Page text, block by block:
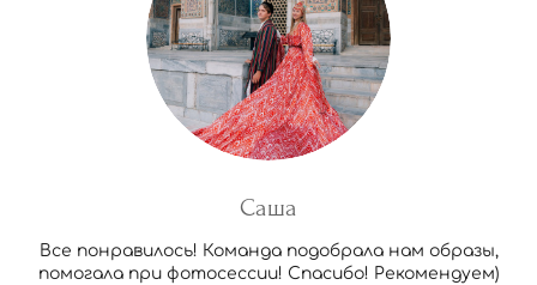
Саша
Все понравилось! Команда подобрала нам образы,
помогала при фотосессии! Спасибо! Рекомендуем)